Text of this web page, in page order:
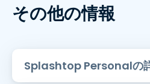
その他の情報
Splashtop Personalの